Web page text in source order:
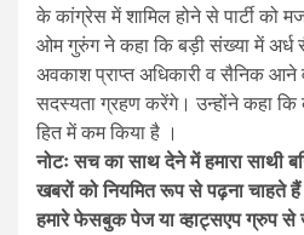
के कांग्रेस में शामिल होने से पार्टी को
ओम गुरुंग ने कहा कि बड़ी संख्या में अर्ध
अवकाश प्राप्त अधिकारी व सैनिक आने
सदस्यता ग्रहण करेंगे। उन्होंने कहा
हित में कम किया है ।
नोटः सच का साथ देने में हमारा साथी
खबरों को नियमित रूप से पढ़ना चाहते
हमारे फेसबुक पेज या व्हाट्सएप ग्रुप